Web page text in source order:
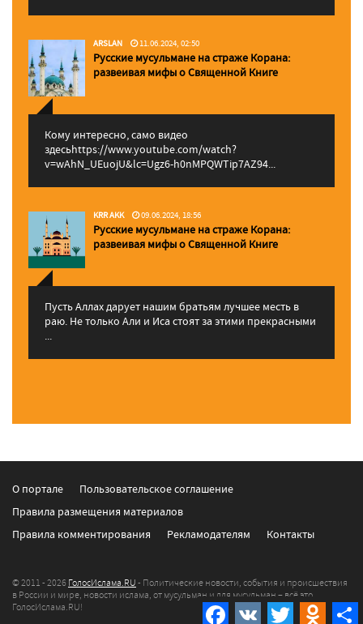
ARSLAN 11.06.2024, 02:50
Русские мусульмане на страже Корана:
pазвеивая мифы о Священной Книге
Кому интересно, само видео
здесьhttps://www.youtube.com/watch?
v=wAhN_UEuojU&lc=Ugz6-h0nMPQWTip7AZ94...
KRR AKK 09.06.2024, 18:56
Русские мусульмане на страже Корана:
pазвеивая мифы о Священной Книге
Пусть Аллах дарует нашим братьям лучшее месть в
раю. Не только Али и Иса стоят за этими прекрасными
Facebook
VK Twitter
О портале
Пользовательское соглашение
Правила размещения материалов
Правила комментирования
Рекламодателям Контакты
© 2011 - 2026 ГолосИслама.RU - Политические новости, события и происшествия
в России и мире, новости ислама, от мусульман и для мусульман – всё это
ГолосИслама.RU!